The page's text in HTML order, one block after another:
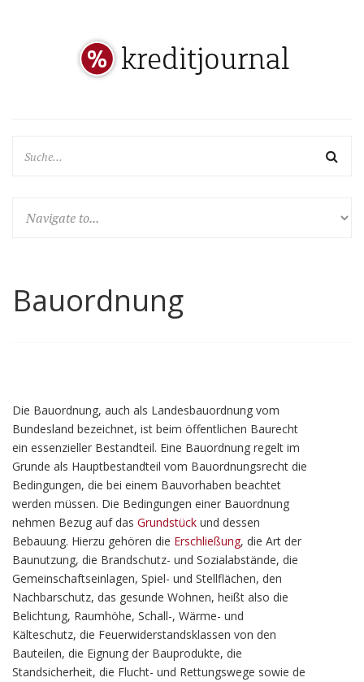
Bauordnung
Die Bauordnung, auch als Landesbauordnung vom
Bundesland bezeichnet, ist beim öffentlichen Baurecht
ein essenzieller Bestandteil. Eine Bauordnung regelt im
Grunde als Hauptbestandteil vom Bauordnungsrecht die
Bedingungen, die bei einem Bauvorhaben beachtet
werden müssen. Die Bedingungen einer Bauordnung
nehmen Bezug auf das Grundstück und dessen
Bebauung. Hierzu gehören die Erschließung, die Art der
Baunutzung, die Brandschutz- und Sozialabstände, die
Gemeinschaftseinlagen, Spiel- und Stellflächen, den
Nachbarschutz, das gesunde Wohnen, heißt also die
Belichtung, Raumhöhe, Schall-, Wärme- und
Kälteschutz, die Feuerwiderstandsklassen von den
Bauteilen, die Eignung der Bauprodukte, die
Standsicherheit, die Flucht- und Rettungswege sowie de